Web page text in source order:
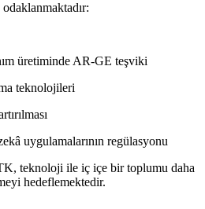
üretiminde AR-GE teşviki
teknolojileri
uygulamalarının regülasyonu
teknoloji ile iç içe bir toplumu daha
hedeflemektedir.